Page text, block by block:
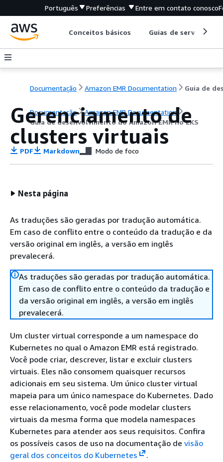
Português Preferências Entre em contato conosco
Conceitos básicos Guias de serviço
Documentação Amazon EMR Documentation
Documentação
Amazon EMR Documentation
Guia de desenvolvimento do Amazon EMR no EKS
Gerenciamento de
clusters virtuais
PDF Markdown Modo de foco
Nesta página
As traduções são geradas por tradução automática.
Em caso de conflito entre o conteúdo da tradução e da
versão original em inglês, a versão em inglês
prevalecerá.
As traduções são geradas por tradução automática.
Em caso de conflito entre o conteúdo da tradução e
da versão original em inglês, a versão em inglês
prevalecerá.
Um cluster virtual corresponde a um namespace do
Kubernetes no qual o Amazon EMR está registrado.
Você pode criar, descrever, listar e excluir clusters
virtuais. Eles não consomem quaisquer recursos
adicionais em seu sistema. Um único cluster virtual
mapeia para um único namespace do Kubernetes. Dado
esse relacionamento, você pode modelar clusters
virtuais da mesma forma que modela namespaces
Kubernetes para atender aos seus requisitos. Confira
os possíveis casos de uso na documentação de visão
geral dos conceitos do Kubernetes
.